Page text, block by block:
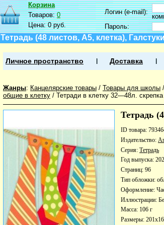
Корзина
Товаров:0
Цена:0 руб.
Логин (e-mail):
Пароль:
Тетрадь (48 листов, А5, клетка),
Личное пространство Доставка
Жанры: Канцелярские товары / Товары для школы /
общие в клетку / Тетради в клетку 32—48л. скрепка
Тетрадь
ID товара:
Издательство:
Серия: Тетрадь
Год выпуска:
Страниц: 96
Тип обложки:
Оформление:
Иллюстрации:
Масса: 106 г
Размеры: